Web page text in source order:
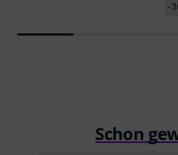
-
Schon